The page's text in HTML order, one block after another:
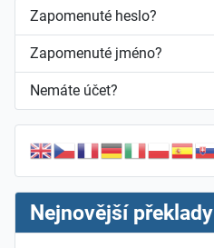
Zapomenuté heslo?
Zapomenuté jméno?
Nemáte účet?
Nejnovější překlady